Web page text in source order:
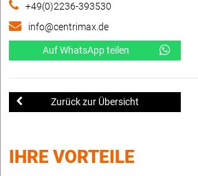
+49(0)2236-393530
info@centrimax.de
Auf WhatsApp teilen
Zurück zur Übersicht
IHRE VORTEILE